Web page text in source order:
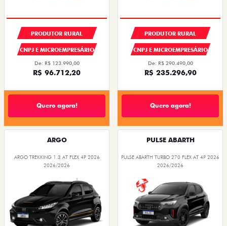
PRODUTOR RURAL
CNPJ E MICROEMPRESÁRIO
De: R$ 123.990,00
R$ 96.712,20
Quero agora!
PRODUTOR RURAL
CNPJ E MICROEMPRESÁRIO
De: R$ 290.490,00
R$ 235.296,90
Quero agora!
ARGO
ARGO TREKKING 1.3 AT FLEX 4P 2026
2026/2026
PULSE ABARTH
PULSE ABARTH TURBO 270 FLEX AT 4P 2026
2026/2026